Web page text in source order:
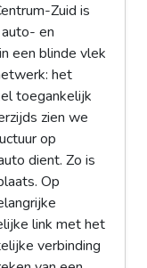
Zuid is
en
een blinde vlek
het
toegankelijk
zien we
op
dient. Zo is
Op
link met het
verbinding